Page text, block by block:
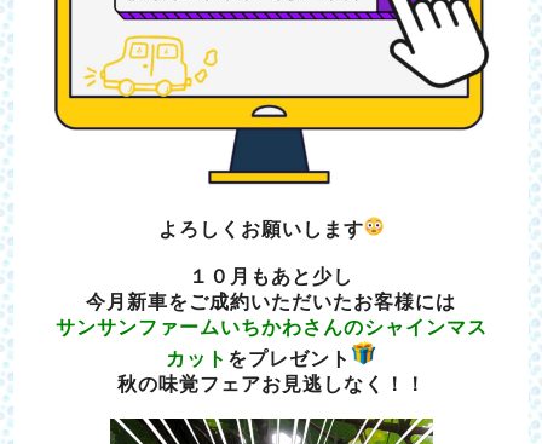
よろしくお願いします
１０月もあと少し
今月新車をご成約いただいたお客様には
サンサンファームいちかわさんのシャインマス
カット をプレゼント
秋の味覚フェアお見逃しなく！！